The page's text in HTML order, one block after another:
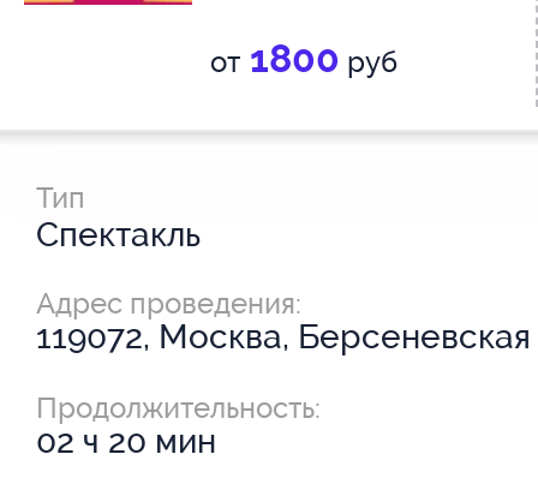
от 1800 руб
Тип
Спектакль
Адрес проведения:
119072, Москва,
Продолжительность:
02 ч 20 мин